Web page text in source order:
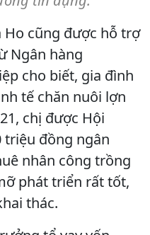
Ho cũng được hỗ trợ
Ngân hàng
cho biết, gia đình
tế chăn nuôi lợn
chị được Hội
triệu đồng ngân
nhân công trồng
phát triển rất tốt,
thác.